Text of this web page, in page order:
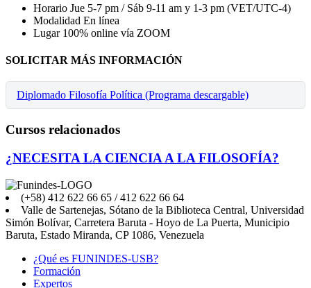
Horario Jue 5-7 pm / Sáb 9-11 am y 1-3 pm (VET/UTC-4)
Modalidad En línea
Lugar100% online vía ZOOM
SOLICITAR MÁS INFORMACIÓN
Diplomado Filosofía Política (Programa descargable)
Cursos relacionados
¿NECESITA LA CIENCIA A LA FILOSOFÍA?
(+58) 412 622 66 65 / 412 622 66 64
Valle de Sartenejas, Sótano de la Biblioteca Central, Universidad
Simón Bolívar, Carretera Baruta - Hoyo de La Puerta, Municipio
Baruta, Estado Miranda, CP 1086, Venezuela
¿Qué es FUNINDES-USB?
Formación
Expertos